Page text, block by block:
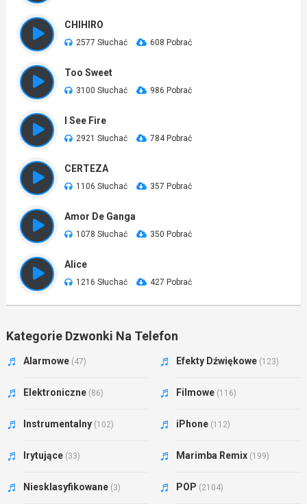
CHIHIRO
2577 Słuchać 608 Pobrać
Too Sweet
3100 Słuchać 986 Pobrać
I See Fire
2921 Słuchać 784 Pobrać
CERTEZA
1106 Słuchać 357 Pobrać
Amor De Ganga
1078 Słuchać 350 Pobrać
Alice
1216 Słuchać 427 Pobrać
Kategorie Dzwonki Na Telefon
Alarmowe (47) Efekty Dźwiękowe (123)
Elektroniczne (86) Filmowe (116)
Instrumentalny (102) iPhone (112)
Irytujące (33) Marimba Remix (199)
Niesklasyfikowane (3) POP (2104)